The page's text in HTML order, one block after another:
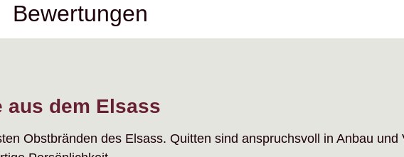
Bewertungen
aus dem Elsass
Obstbränden des Elsass. Quitten sind anspruchsvoll in Anbau